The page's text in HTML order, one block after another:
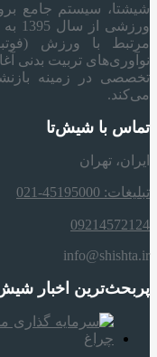
شیشتا، سیستم جامع
مرتبط با ورزش
نوآوری‌های تربیت بدنی
تخصصی در زمینه
می‌کند.
تماس با شیش‌تا
ایران، تهران
تبلیغات: 45195000-021
09214572124
info@shishta.ir
پربحث‌ترین اخبار